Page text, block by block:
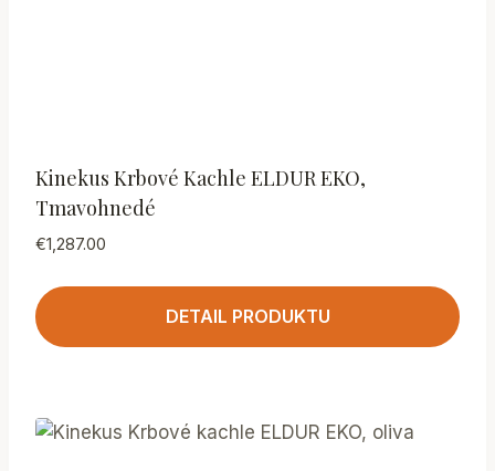
Kinekus Krbové Kachle ELDUR EKO,
Tmavohnedé
€1,287.00
DETAIL PRODUKTU